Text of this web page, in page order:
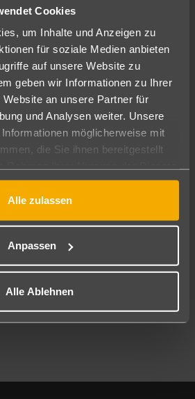
Cookies
um Inhalte und Anzeigen zu
für soziale Medien anbieten
auf unsere Website zu
geben wir Informationen zu Ihrer
an unsere Partner für
und Analysen weiter. Unsere
möglicherweise mit
die Sie ihnen bereitgestellt
Alle zulassen
Anpassen
Alle Ablehnen
deinen Wünschen
Nur Hotel
7-21 Nächte
Filter anzeigen